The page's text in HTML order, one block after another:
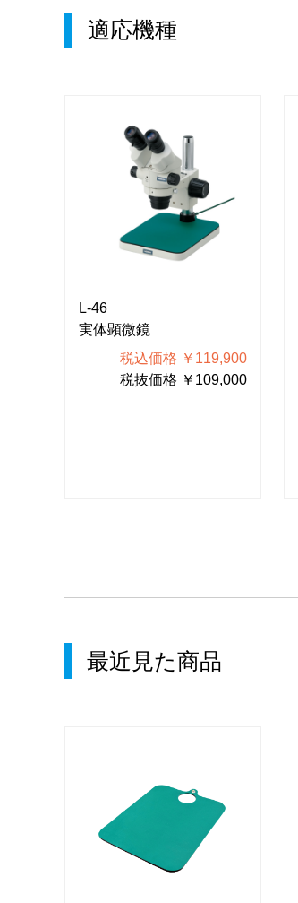
適応機種
L-46
実体顕微鏡
税込価格 ￥119,900
税抜価格 ￥109,000
最近見た商品